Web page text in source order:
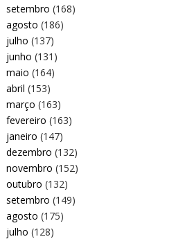
setembro (168)
agosto (186)
julho (137)
junho (131)
maio (164)
abril (153)
março (163)
fevereiro (163)
janeiro (147)
dezembro (132)
novembro (152)
outubro (132)
setembro (149)
agosto (175)
julho (128)